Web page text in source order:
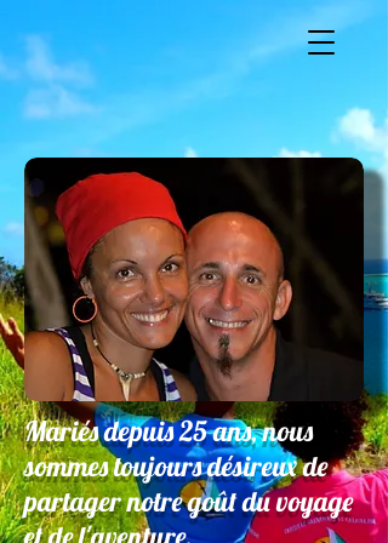
Mariés depuis 25 ans, nous
sommes toujours désireux de
partager notre goût du voyage